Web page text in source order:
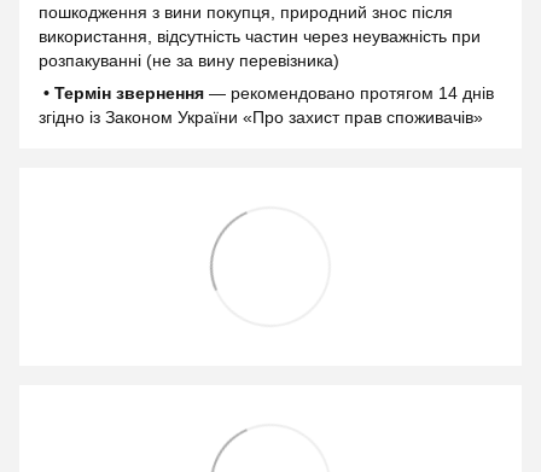
пошкодження з вини покупця, природний знос після
використання, відсутність частин через неуважність при
розпакуванні (не за вину перевізника)
• Термін звернення — рекомендовано протягом 14 днів
згідно із Законом України «Про захист прав споживачів»